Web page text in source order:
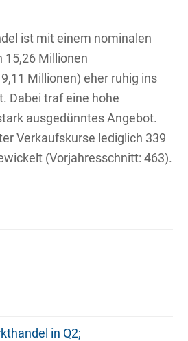
ist mit einem nominalen
15,26 Millionen
Millionen) eher ruhig ins
Dabei traf eine hohe
ausgedünntes Angebot.
Verkaufskurse lediglich 339
(Vorjahresschnitt: 463).
in Q2;